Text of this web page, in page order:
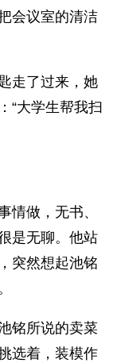
会议室的清洁
走了过来，她
“大学生帮我扫
情做，无书、
是无聊。他站
突然想起池铭
铭所说的卖菜
选着，装模作